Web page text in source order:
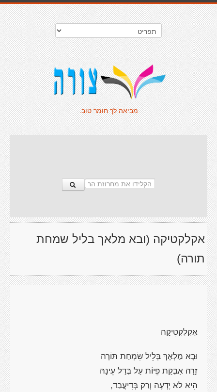
מביאה לך חומר טוב.
אקלקטיקה (ובא מלאך בליל שמחת
תורה)
אֶקְלֶקְטִיקָה
וּבָא מַלְאָךְ בְּלֵיל שִׂמְחַת תּוֹרָה
זָרָה אַבְקַת פֵיוֹת עַל בְּדַל עֵינָהּ
הִיא לֹא יָדְעָה וְרַק בְּדִיעֲבַד,